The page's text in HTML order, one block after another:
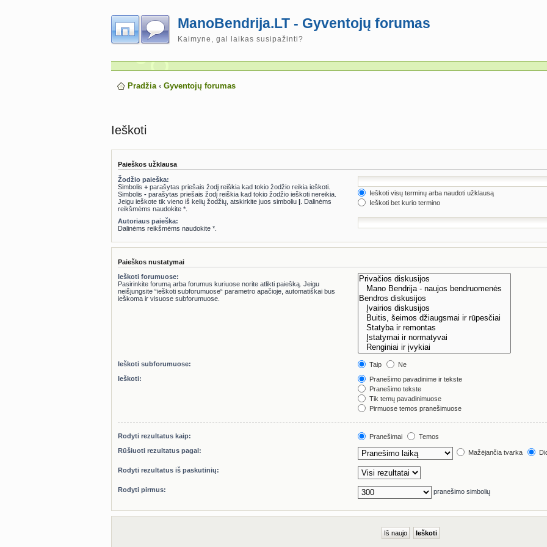
ManoBendrija.LT - Gyventojų forumas
Kaimyne, gal laikas susipažinti?
Pradžia ‹ Gyventojų forumas
Ieškoti
Paieškos užklausa
Žodžio paieška:
Simbolis + parašytas priešais žodį reiškia kad tokio žodžio reikia ieškoti.
Simbolis - parašytas priešais žodį reiškia kad tokio žodžio ieškoti nereikia.
Jeigu ieškote tik vieno iš kelių žodžių, atskirkite juos simboliu | . Dalinėms
reikšmėms naudokite *.
Ieškoti visų terminų arba naudoti užklausą
Ieškoti bet kurio termino
Autoriaus paieška:
Dalinėms reikšmėms naudokite *.
Paieškos nustatymai
Ieškoti forumuose:
Pasirinkite forumą arba forumus kuriuose norite atlikti paiešką. Jeigu
neišjungsite “ieškoti subforumuose“ parametro apačioje, automatiškai bus
ieškoma ir visuose subforumuose.
Ieškoti subforumuose: Taip
Ne
Ieškoti:
Pranešimo pavadinime ir tekste
Pranešimo tekste
Tik temų pavadinimuose
Pirmuose temos pranešimuose
Rodyti rezultatus kaip: Pranešimai
Temos
Rūšiuoti rezultatus pagal:
Mažėjančia tvarka
Rodyti rezultatus iš paskutinių:
Rodyti pirmus: pranešimo simbolių